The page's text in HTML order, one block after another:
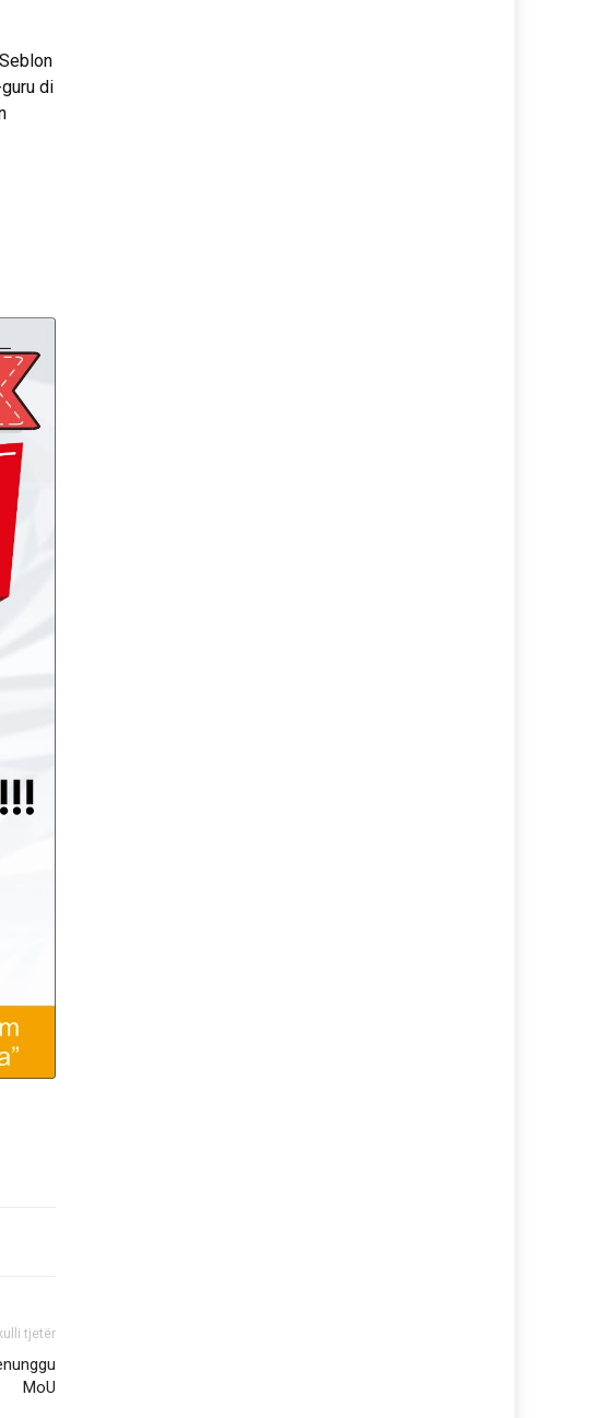
di
tjetër
MoU